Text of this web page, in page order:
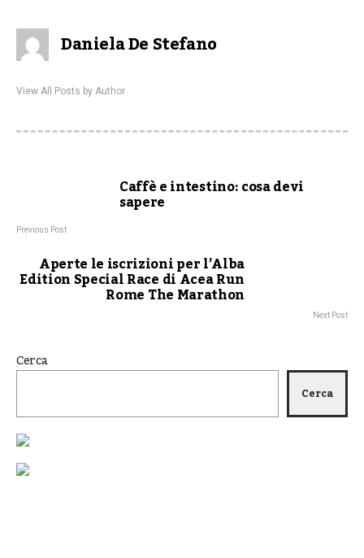
Daniela De Stefano
View All Posts by Author
Caffè e intestino: cosa devi
sapere
Previous Post
Aperte le iscrizioni per l’Alba
Edition Special Race di Acea Run
Rome The Marathon
Next Post
Cerca
Cerca